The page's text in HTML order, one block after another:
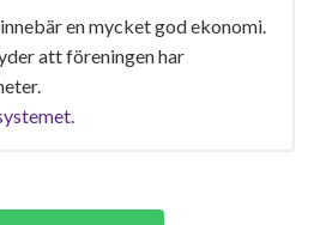
en mycket god ekonomi.
att föreningen har